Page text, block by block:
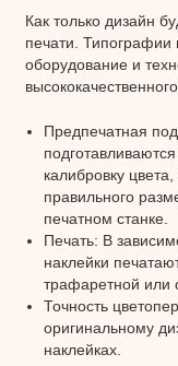
Как только дизайн
печати. Типографии
оборудование и
Предпечатная
калибровку
правильного
печатном станке.
Печать: В
наклейки
трафаретной или
Точность
оригинальному
наклейках.